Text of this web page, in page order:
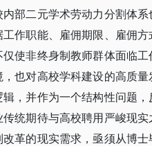
部二元学术劳动力分割体
作职能、雇佣期限、雇佣方
使非终身制教师群体面临
也对高校学科建设的高质量
，并作为一个结构性问题
统期待与高校聘用严峻现
革的现实需求，亟须从博